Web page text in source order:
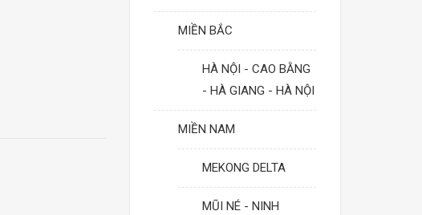
MIỀN BẮC
HÀ NỘI - CAO BẰNG
- HÀ GIANG - HÀ NỘI
MIỀN NAM
MEKONG DELTA
MŨI NÉ - NINH